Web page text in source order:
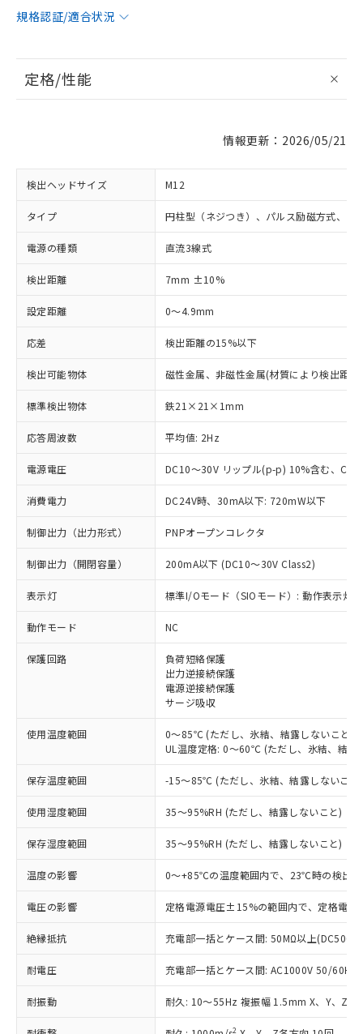
規格認証/適合状況
定格/性能
情報更新：2026/05/21
検出ヘッドサイズ M12
タイプ 円柱型（ネジつき）、パルス励磁方式、シ
電源の種類 直流3線式
検出距離 7mm ±10%
設定距離 0～4.9mm
応差 検出距離の15%以下
検出可能物体 磁性金属、非磁性金属(材質により検出距
標準検出物体 鉄21×21×1mm
応答周波数 平均値: 2Hz
電源電圧 DC10～30V リップル(p-p) 10%含む、
消費電力 DC24V時、30mA以下: 720mW以下
制御出力（出力形式） PNPオープンコレクタ
制御出力（開閉容量） 200mA以下 (DC10～30V Class2)
表示灯 標準I/Oモード（SIOモード）: 動作表示灯(
動作モード NC
保護回路
負荷短絡保護
出力逆接続保護
電源逆接続保護
サージ吸収
使用温度範囲
0～85℃ (ただし、氷結、結露しないこと)
UL温度定格: 0～60℃ (ただし、氷結、結露
保存温度範囲 -15～85℃ (ただし、氷結、結露しないこと)
使用湿度範囲 35～95%RH (ただし、結露しないこと)
保存湿度範囲 35～95%RH (ただし、結露しないこと)
温度の影響 0～+85℃の温度範囲内で、23℃時の検出
電圧の影響 定格電源電圧±15%の範囲内で、定格電
絶縁抵抗 充電部一括とケース間: 50MΩ以上(DC500V
耐電圧 充電部一括とケース間: AC1000V 50/60Hz
耐振動 耐久: 10～55Hz 複振幅 1.5mm X、Y、Z各
2
ご利用条件
以下の条件をお読みいただき、同意のうえ
ご利用ください。
本サービスは、当社制御機器事業取扱
商品の当社在庫状況および標準価格
(税抜)を提供させていただくもので
当社制御機器事業取扱商品の中には、
本サービスの対象外となる商品もある
ことをご了承ください。
在庫状況および標準価格照会結果は、
記載している更新日時点での社内デー
タに基づき作成されるものであり、閲
覧された時点での実際の在庫および標
※1 対応状況
対応済み：EU RoHS指令（10物質）の
非含有に対応した製品が提供可能な商品で
対応予定：EU RoHS指令（10物質）の非含
有に対応した製品に切り替える予定のある
商品です。
対応予定なし：EU RoHS指令（10物質）の
非含有に非対応の商品で、対応品を出す予
定はありません。
調査・確認中：EU RoHS指令（10物質）の
非含有の対応状況を調査中または確認中の
商品です。
非該当品：ライセンス料など無形物で、有
害物質有無と関係のない商品です。
いたものが、含有品と判明した場合などや
むを得ず変更することがあります。
*EU RoHS指令（10物質）：
鉛(Pb) 1000ppm以下、 水銀(Hg) 1000ppm以下、 カド
ミウム(Cd) 100ppm以下、
※1 中国RoHS○×表
「○」：最大均質材料含有率が中国RoHSの
基準値以下であることを示します。
「×」：最大均質材料含有率が中国RoHSの
基準値を超えていることを示します。
い合わせください。
為替および外国貿易法に定める商品
（以下｢規制貨物等」という）を輸出
または国外への提供する場合は、日本
国政府の輸出許可(または役務取引許